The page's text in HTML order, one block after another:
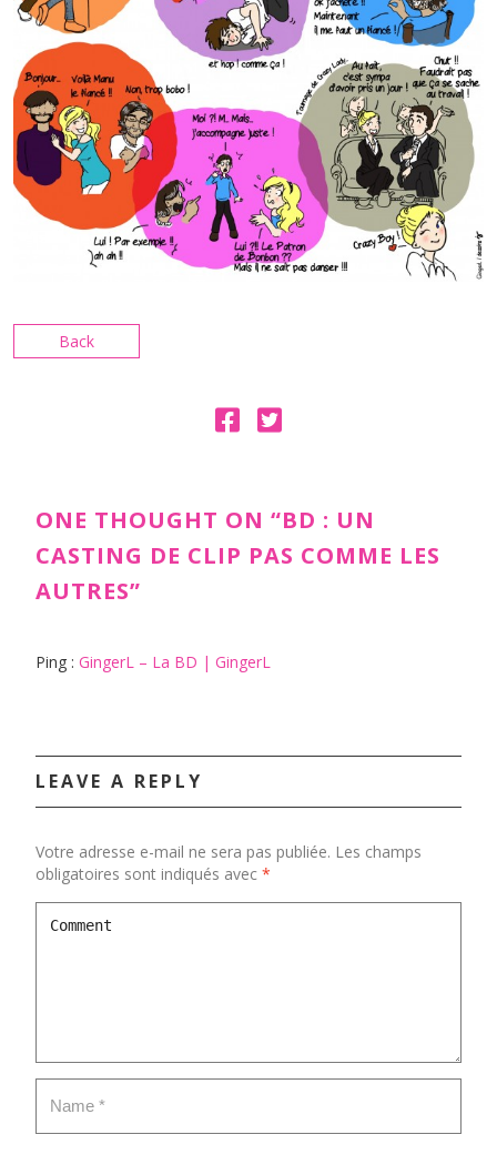
Back
ONE THOUGHT ON “BD : UN
CASTING DE CLIP PAS COMME LES
AUTRES”
Ping : GingerL – La BD | GingerL
LEAVE A REPLY
Votre adresse e-mail ne sera pas publiée. Les champs
obligatoires sont indiqués avec *